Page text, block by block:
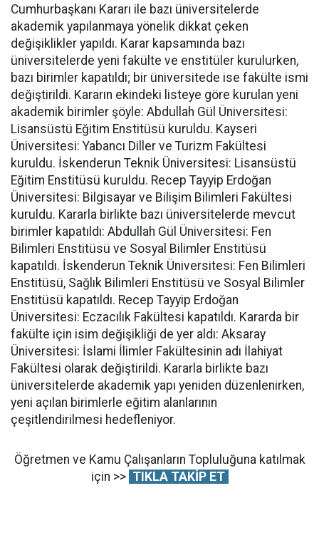
Cumhurbaşkanı Kararı ile bazı üniversitelerde
akademik yapılanmaya yönelik dikkat çeken
değişiklikler yapıldı. Karar kapsamında bazı
üniversitelerde yeni fakülte ve enstitüler kurulurken,
bazı birimler kapatıldı; bir üniversitede ise fakülte ismi
değiştirildi. Kararın ekindeki listeye göre kurulan yeni
akademik birimler şöyle: Abdullah Gül Üniversitesi:
Lisansüstü Eğitim Enstitüsü kuruldu. Kayseri
Üniversitesi: Yabancı Diller ve Turizm Fakültesi
kuruldu. İskenderun Teknik Üniversitesi: Lisansüstü
Eğitim Enstitüsü kuruldu. Recep Tayyip Erdoğan
Üniversitesi: Bilgisayar ve Bilişim Bilimleri Fakültesi
kuruldu. Kararla birlikte bazı üniversitelerde mevcut
birimler kapatıldı: Abdullah Gül Üniversitesi: Fen
Bilimleri Enstitüsü ve Sosyal Bilimler Enstitüsü
kapatıldı. İskenderun Teknik Üniversitesi: Fen Bilimleri
Enstitüsü, Sağlık Bilimleri Enstitüsü ve Sosyal Bilimler
Enstitüsü kapatıldı. Recep Tayyip Erdoğan
Üniversitesi: Eczacılık Fakültesi kapatıldı. Kararda bir
fakülte için isim değişikliği de yer aldı: Aksaray
Üniversitesi: İslami İlimler Fakültesinin adı İlahiyat
Fakültesi olarak değiştirildi. Kararla birlikte bazı
üniversitelerde akademik yapı yeniden düzenlenirken,
yeni açılan birimlerle eğitim alanlarının
çeşitlendirilmesi hedefleniyor.
Öğretmen ve Kamu Çalışanların Topluluğuna katılmak
için >> TIKLA TAKİP ET